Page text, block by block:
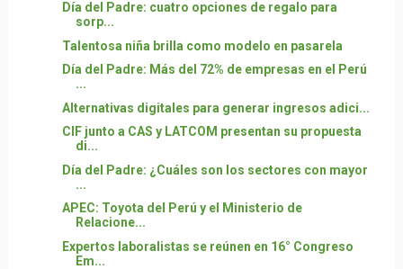
Día del Padre: cuatro opciones de regalo para
sorp...
Talentosa niña brilla como modelo en pasarela
Día del Padre: Más del 72% de empresas en el Perú
...
Alternativas digitales para generar ingresos adici...
CIF junto a CAS y LATCOM presentan su propuesta
di...
Día del Padre: ¿Cuáles son los sectores con mayor
...
APEC: Toyota del Perú y el Ministerio de
Relacione...
Expertos laboralistas se reúnen en 16° Congreso
Em...